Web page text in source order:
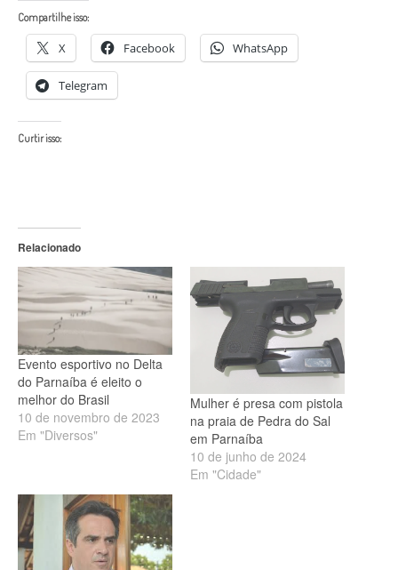
Compartilhe isso:
X Facebook WhatsApp
Telegram
Curtir isso:
Relacionado
Evento esportivo no Delta
do Parnaíba é eleito o
melhor do Brasil
10 de novembro de 2023
Em "Diversos"
Mulher é presa com pistola
na praia de Pedra do Sal
em Parnaíba
10 de junho de 2024
Em "Cidade"